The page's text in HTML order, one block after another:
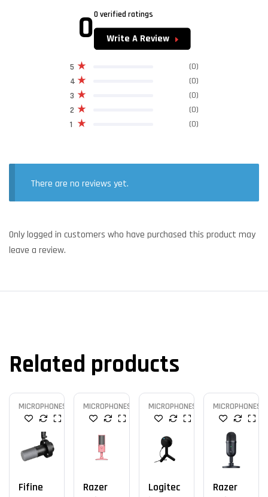
00 verified ratings
Write A Review
1 (0)
2 (0)
3 (0)
4 (0)
5 (0)
There are no reviews yet.
Only logged in customers who have purchased this product may
leave a review.
Related products
MICROPHONES
Fifine
MICROPHONES
Razer
MICROPHONES
Logitec
MICROPHONES
Razer